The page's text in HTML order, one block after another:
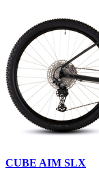
CUBE AIM SLX